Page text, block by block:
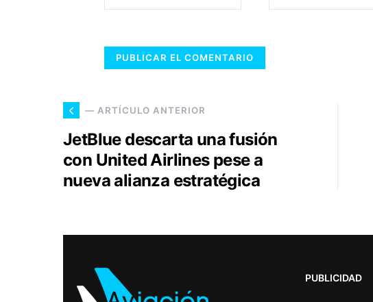
— ARTÍCULO ANTERIOR
JetBlue descarta una fusión
con United Airlines pese a
nueva alianza estratégica
PUBLICIDAD